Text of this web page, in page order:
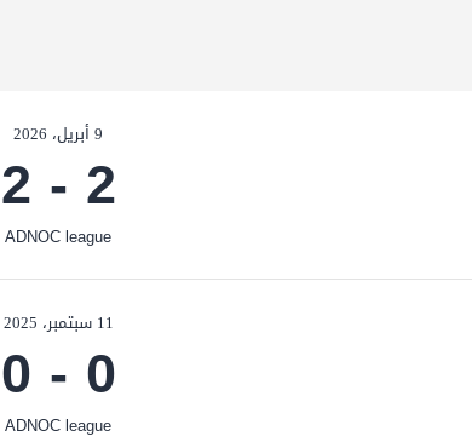
9 أبريل، 2026
2
-
2
ADNOC league
11 سبتمبر، 2025
0
-
0
ADNOC league